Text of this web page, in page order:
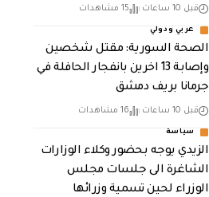
قبل 10 ساعات 15 مشاهدات
عربي ودولي
الصحة السورية: مقتل شخصين
وإصابة 13 اخرين بانفجار الحافلة في
جرمانا بريف دمشق
قبل 10 ساعات 16 مشاهدات
سياسة
الزيدي يوجه بحضور وكلاء الوزارات
الشاغرة الى جلسات مجلس
الوزراء لحين تسمية وزرائها